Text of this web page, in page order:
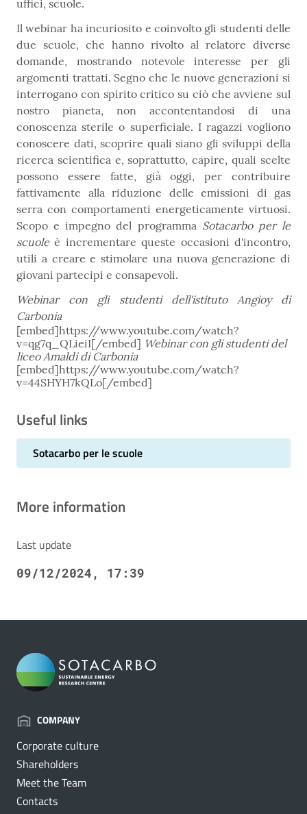
uffici, scuole.
Il webinar ha incuriosito e coinvolto gli studenti delle
due scuole, che hanno rivolto al relatore diverse
domande, mostrando notevole interesse per gli
argomenti trattati. Segno che le nuove generazioni si
interrogano con spirito critico su ciò che avviene sul
nostro pianeta, non accontentandosi di una
conoscenza sterile o superficiale. I ragazzi vogliono
conoscere dati, scoprire quali siano gli sviluppi della
ricerca scientifica e, soprattutto, capire, quali scelte
possono essere fatte, già oggi, per contribuire
fattivamente alla riduzione delle emissioni di gas
serra con comportamenti energeticamente virtuosi.
Scopo e impegno del programma Sotacarbo per le
scuoleè incrementare queste occasioni d'incontro,
utili a creare e stimolare una nuova generazione di
giovani partecipi e consapevoli.
Webinar con gli studenti dell'istituto Angioy di
Carbonia
[embed]https://www.youtube.com/watch?
v=qg7q_QLieiI[/embed] Webinar con gli studenti del
liceo Amaldi di Carbonia
[embed]https://www.youtube.com/watch?
v=44SHYH7kQLo[/embed]
Useful links
Sotacarbo per le scuole
More information
Last update
09/12/2024, 17:39
COMPANY
Corporate culture
Shareholders
Meet the Team
Contacts